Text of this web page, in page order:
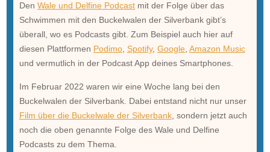
Den Wale und Delfine Podcastmit der Folge über das
Schwimmen mit den Buckelwalen der Silverbank gibt’s
überall, wo es Podcasts gibt. Zum Beispiel auch hier auf
diesen Plattformen Podimo, Spotify, Google, Amazon Music
und vermutlich in der Podcast App deines Smartphones.
Im Februar 2022 waren wir eine Woche lang bei den
Buckelwalen der Silverbank. Dabei entstand nicht nur unser
Film über die Buckelwale der Silverbank, sondern jetzt auch
noch die oben genannte Folge des Wale und Delfine
Podcasts zu dem Thema.